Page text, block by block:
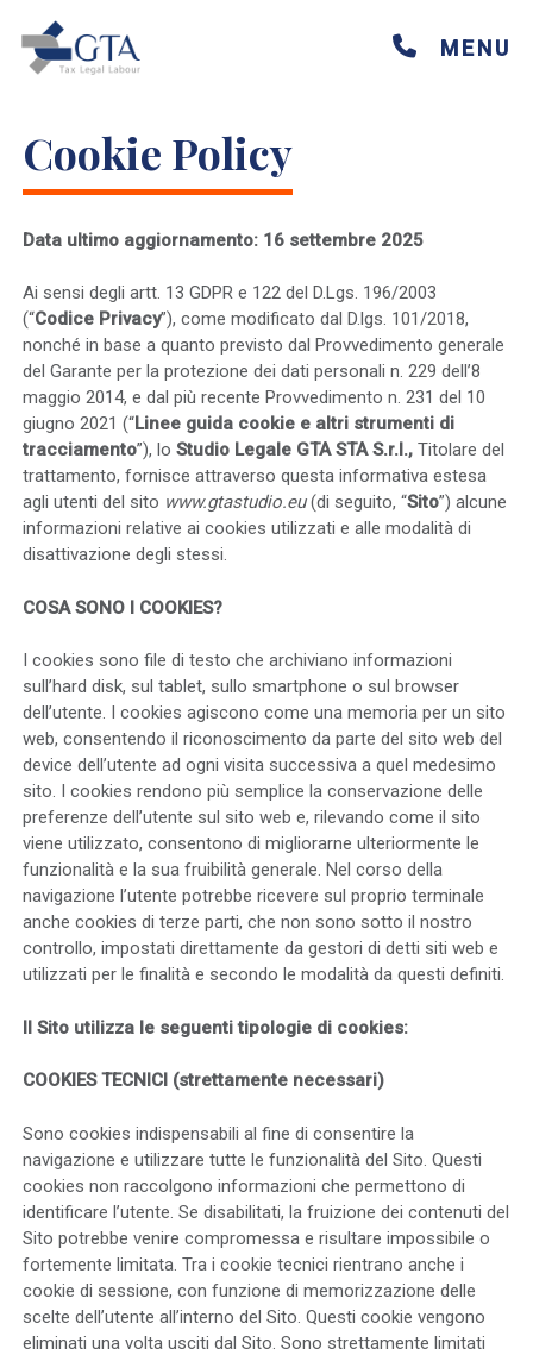
content
MENU
Cookie Policy
Data ultimo aggiornamento: 16 settembre 2025
Ai sensi degli artt. 13 GDPR e 122 del D.Lgs. 196/2003
(“Codice Privacy”), come modificato dal D.lgs. 101/2018,
nonché in base a quanto previsto dal Provvedimento generale
del Garante per la protezione dei dati personali n. 229 dell’8
maggio 2014, e dal più recente Provvedimento n. 231 del 10
giugno 2021 (“Linee guida cookie e altri strumenti di
tracciamento”), lo Studio Legale GTA STA S.r.l.,Titolare del
trattamento, fornisce attraverso questa informativa estesa
agli utenti del sito www.gtastudio.eu(di seguito, “Sito”) alcune
informazioni relative ai cookies utilizzati e alle modalità di
disattivazione degli stessi.
COSA SONO I COOKIES?
I cookies sono file di testo che archiviano informazioni
sull’hard disk, sul tablet, sullo smartphone o sul browser
dell’utente. I cookies agiscono come una memoria per un sito
web, consentendo il riconoscimento da parte del sito web del
device dell’utente ad ogni visita successiva a quel medesimo
sito. I cookies rendono più semplice la conservazione delle
preferenze dell’utente sul sito web e, rilevando come il sito
viene utilizzato, consentono di migliorarne ulteriormente le
funzionalità e la sua fruibilità generale. Nel corso della
navigazione l’utente potrebbe ricevere sul proprio terminale
anche cookies di terze parti, che non sono sotto il nostro
controllo, impostati direttamente da gestori di detti siti web e
utilizzati per le finalità e secondo le modalità da questi definiti.
Il Sito utilizza le seguenti tipologie di cookies:
COOKIES TECNICI (strettamente necessari)
Sono cookies indispensabili al fine di consentire la
navigazione e utilizzare tutte le funzionalità del Sito. Questi
cookies non raccolgono informazioni che permettono di
identificare l’utente. Se disabilitati, la fruizione dei contenuti del
Sito potrebbe venire compromessa e risultare impossibile o
fortemente limitata. Tra i cookie tecnici rientrano anche i
cookie di sessione, con funzione di memorizzazione delle
scelte dell’utente all’interno del Sito. Questi cookie vengono
eliminati una volta usciti dal Sito. Sono strettamente limitati